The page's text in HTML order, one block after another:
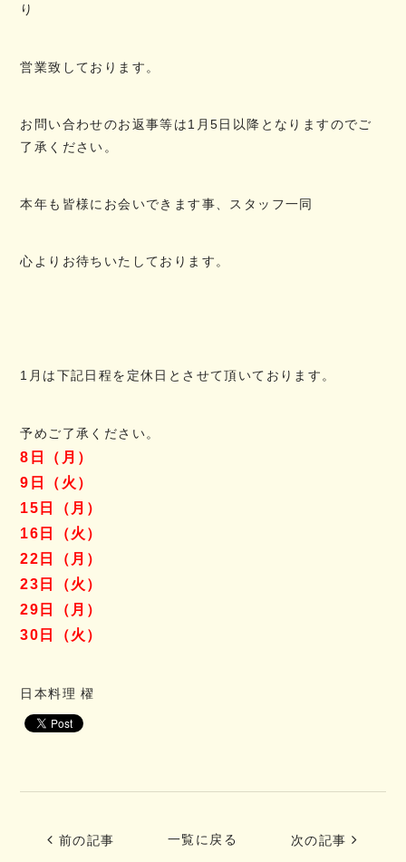
り
営業致しております。
お問い合わせのお返事等は1月5日以降となりますのでご
了承ください。
本年も皆様にお会いできます事、スタッフ一同
心よりお待ちいたしております。
1月は下記日程を定休日とさせて頂いております。
予めご了承ください。
8日（月）
9日（火）
15日（月）
16日（火）
22日（月）
23日（火）
29日（月）
30日（火）
日本料理 櫂
前の記事 一覧に戻る 次の記事